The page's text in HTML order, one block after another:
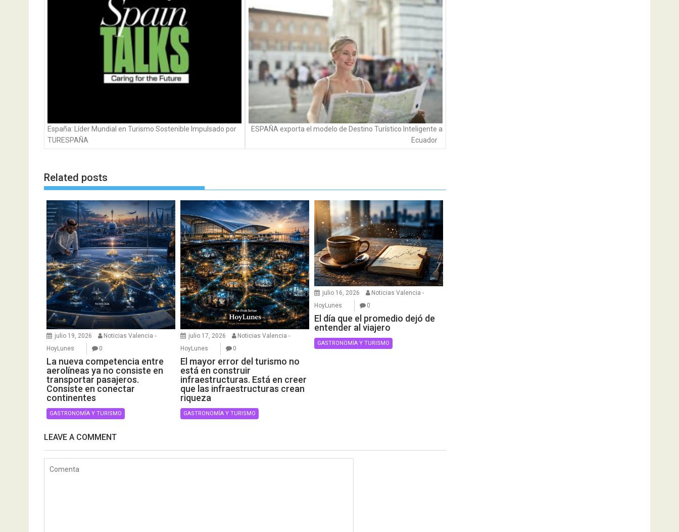
España: Líder Mundial en Turismo Sostenible Impulsado por
TURESPAÑA
ESPAÑA exporta el modelo de Destino Turístico Inteligente a
Ecuador
Related posts
julio 19, 2026
Noticias Valencia -
HoyLunes
0
La nueva competencia entre
aerolíneas ya no consiste en
transportar pasajeros.
Consiste en conectar
continentes
GASTRONOMÍA Y TURISMO
julio 17, 2026
Noticias Valencia -
HoyLunes
0
El mayor error del turismo no
está en construir
infraestructuras. Está en creer
que las infraestructuras crean
riqueza
GASTRONOMÍA Y TURISMO
julio 16, 2026
Noticias Valencia -
HoyLunes
0
El día que el promedio dejó de
entender al viajero
GASTRONOMÍA Y TURISMO
LEAVE A COMMENT